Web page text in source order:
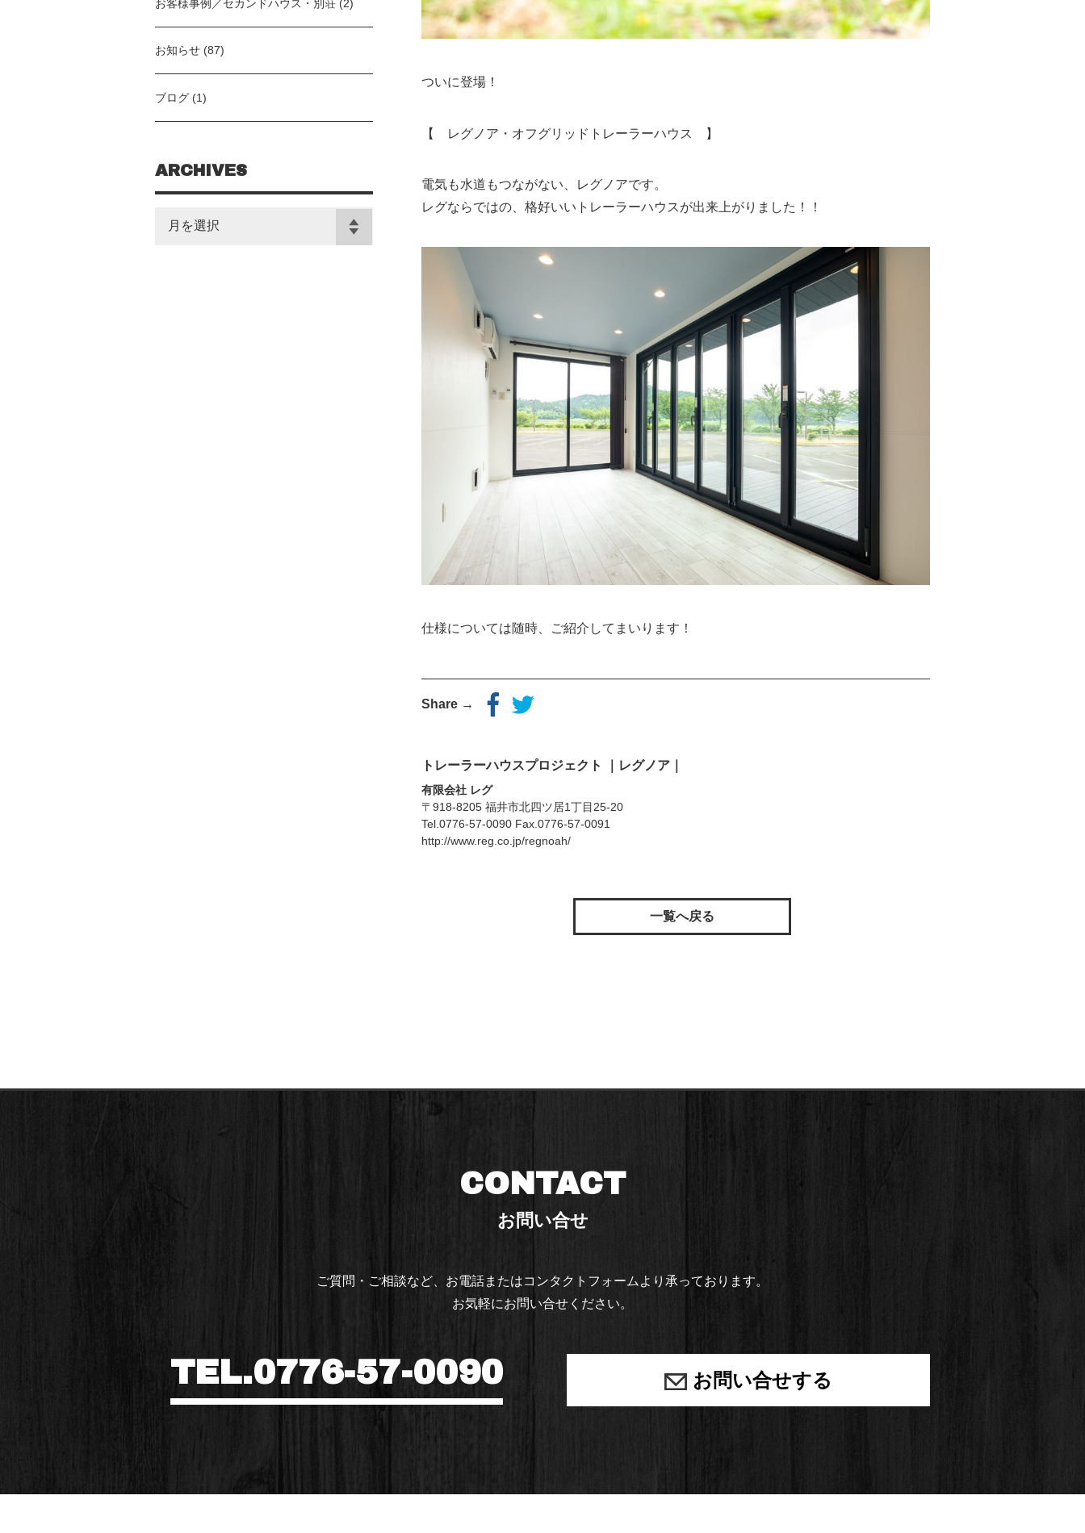
ついに登場！
【 レグノア・オフグリッドトレーラーハウス 】
電気も水道もつながない、レグノアです。
レグならではの、格好いいトレーラーハウスが出来上がりました！！
仕様については随時、ご紹介してまいります！
Share →
トレーラーハウスプロジェクト ｜レグノア｜
有限会社 レグ
〒918-8205 福井市北四ツ居1丁目25-20
Tel.0776-57-0090 Fax.0776-57-0091
http://www.reg.co.jp/regnoah/
一覧へ戻る
お客様事例／セカンドハウス・別荘 (2)
お知らせ (87)
ブログ (1)
ARCHIVES
CONTACT
お問い合せ
ご質問・ご相談など、お電話またはコンタクトフォームより承っております。
お気軽にお問い合せください。
TEL.0776-57-0090 お問い合せする